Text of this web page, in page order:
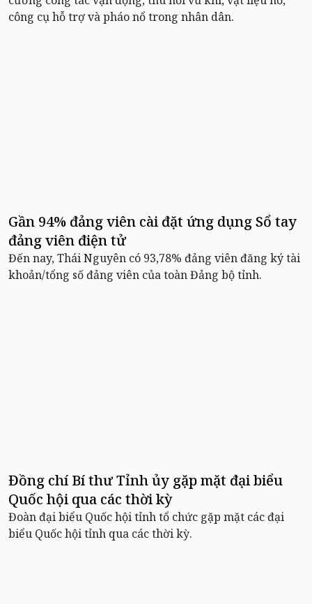
công cụ hỗ trợ và pháo nổ trong nhân dân.
Gần 94% đảng viên cài đặt ứng dụng Sổ tay
đảng viên điện tử
Đến nay, Thái Nguyên có 93,78% đảng viên đăng ký tài
khoản/tổng số đảng viên của toàn Đảng bộ tỉnh.
Đồng chí Bí thư Tỉnh ủy gặp mặt đại biểu
Quốc hội qua các thời kỳ
Đoàn đại biểu Quốc hội tỉnh tổ chức gặp mặt các đại
biểu Quốc hội tỉnh qua các thời kỳ.